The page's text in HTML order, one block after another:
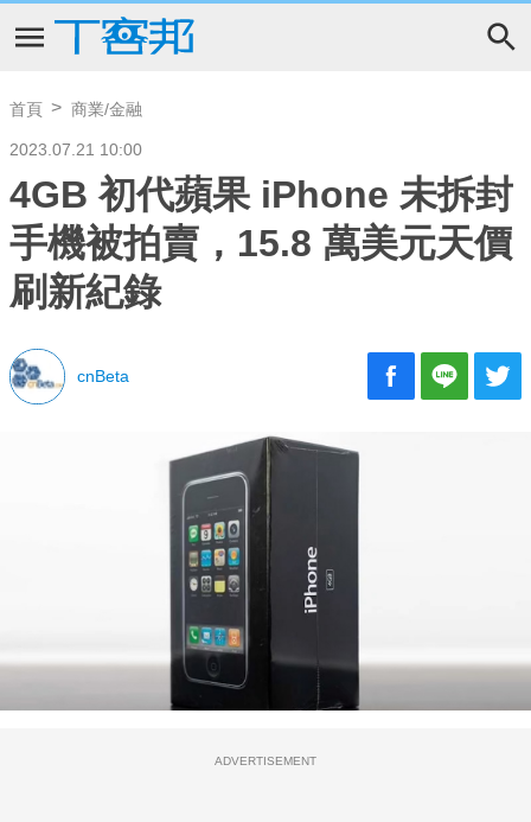
首頁 商業/金融
2023.07.21 10:00
4GB 初代蘋果 iPhone 未拆封
手機被拍賣，15.8 萬美元天價
刷新紀錄
cnBeta
ADVERTISEMENT